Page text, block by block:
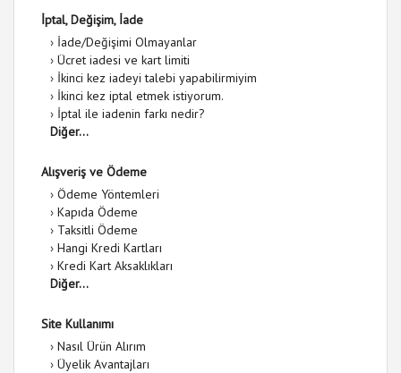
İptal, Değişim, İade
› İade/Değişimi Olmayanlar
› Ücret iadesi ve kart limiti
› İkinci kez iadeyi talebi yapabilirmiyim
› İkinci kez iptal etmek istiyorum.
› İptal ile iadenin farkı nedir?
Diğer...
Alışveriş ve Ödeme
› Ödeme Yöntemleri
› Kapıda Ödeme
› Taksitli Ödeme
› Hangi Kredi Kartları
› Kredi Kart Aksaklıkları
Diğer...
Site Kullanımı
› Nasıl Ürün Alırım
› Üyelik Avantajları